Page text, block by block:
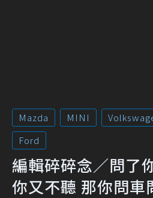
Mazda MINI
Ford
編輯碎碎念／問了
你又不聽 那你問車